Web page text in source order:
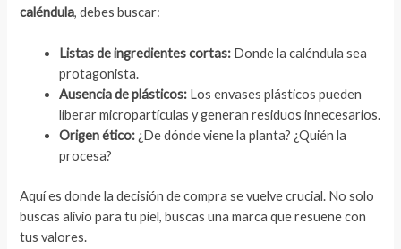
caléndula, debes buscar:
Listas de ingredientes cortas: Donde la caléndula sea
protagonista.
Ausencia de plásticos: Los envases plásticos pueden
liberar micropartículas y generan residuos innecesarios.
Origen ético: ¿De dónde viene la planta? ¿Quién la
procesa?
Aquí es donde la decisión de compra se vuelve crucial. No solo
buscas alivio para tu piel, buscas una marca que resuene con
tus valores.